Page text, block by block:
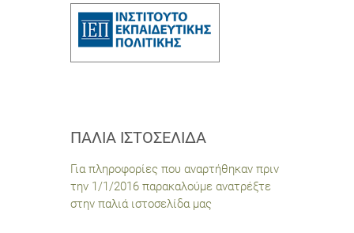
ΠΑΛΙΆ ΙΣΤΟΣΕΛΊΔΑ
Για πληροφορίες που αναρτήθηκαν πριν
την 1/1/2016 παρακαλούμε ανατρέξτε
στην παλιά ιστοσελίδα μας